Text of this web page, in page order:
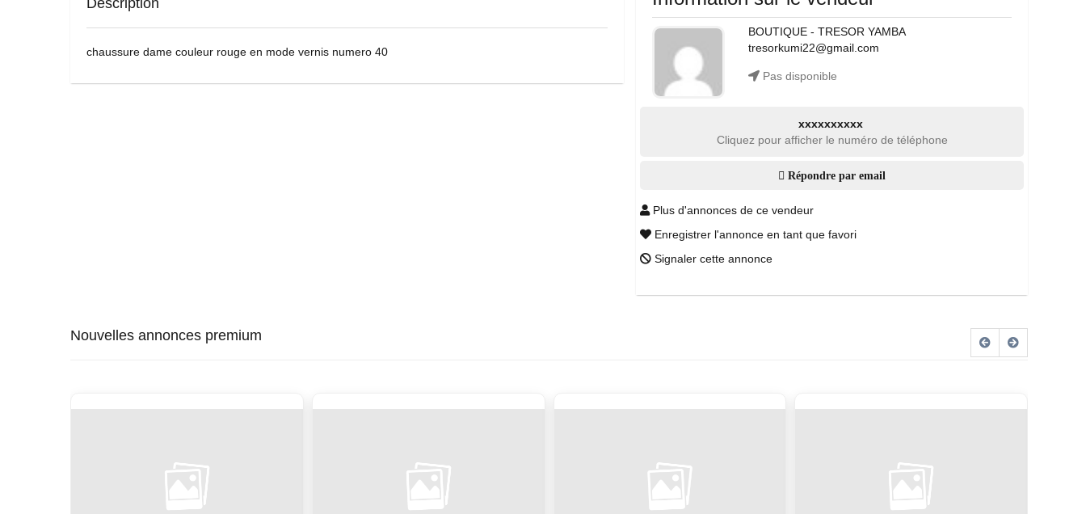
Description
chaussure dame couleur rouge en mode vernis numero 40
BOUTIQUE - TRESOR YAMBA
tresorkumi22@gmail.com
Pas disponible
xxxxxxxxxx
Cliquez pour afficher le numéro de téléphone
Répondre par email
Plus d'annonces de ce vendeur
Enregistrer l'annonce en tant que favori
Signaler cette annonce
Nouvelles annonces premium